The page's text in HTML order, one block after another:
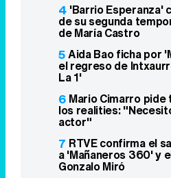
4 'Barrio Esperanza'
de su segunda
de María Castro
5Aida Bao ficha por
el regreso de
La 1'
6 Mario Cimarro
los realities:
actor"
7 RTVE confirma el
a 'Mañaneros 360' y
Gonzalo Miró